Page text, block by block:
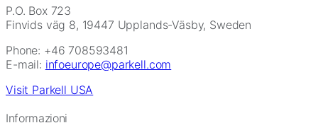
P.O. Box 723
Finvids väg 8, 19447 Upplands-Väsby, Sweden
Phone: +46 708593481
E-mail: infoeurope@parkell.com
Visit Parkell USA
Informazioni